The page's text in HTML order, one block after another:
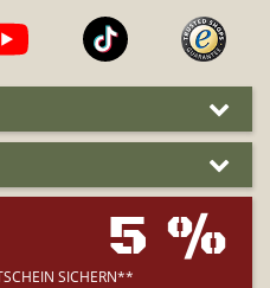
5 %
SICHERN**